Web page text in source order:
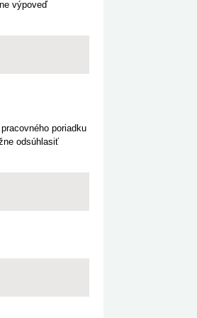
výpoveď
poriadku
odsúhlasiť